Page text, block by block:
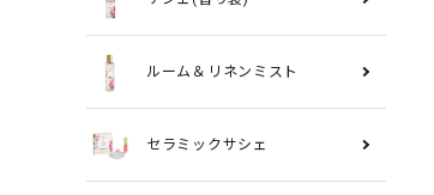
ルーム＆リネンミスト
セラミックサシェ